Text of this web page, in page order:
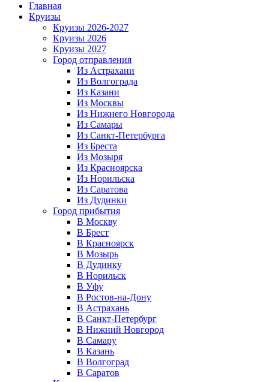
Главная
Круизы
Круизы 2026-2027
Круизы 2026
Круизы 2027
Город отправления
Из Астрахани
Из Волгограда
Из Казани
Из Москвы
Из Нижнего Новгорода
Из Самары
Из Санкт-Петербурга
Из Бреста
Из Мозыря
Из Красноярска
Из Норильска
Из Саратова
Из Дудинки
Город прибытия
В Москву
В Брест
В Красноярск
В Мозырь
В Дудинку
В Норильск
В Уфу
В Ростов-на-Дону
В Астрахань
В Санкт-Петербург
В Нижний Новгород
В Самару
В Казань
В Волгоград
В Саратов